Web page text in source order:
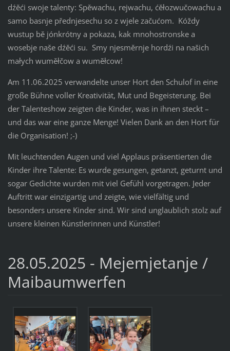
dźěći swoje talenty: Spěwachu, rejwachu, ćěłozwučowachu a
samo basnje přednjesechu so z wjele začućom. Kóždy
wustup bě jónkrótny a pokaza, kak mnohostronske a
wosebje naše dźěći su. Smy njesměrnje hordźi na našich
małych wuměłčow a wuměłcow!
Am 11.06.2025 verwandelte unser Hort den Schulof in eine
große Bühne voller Kreativität, Mut und Begeisterung. Bei
der Talenteshow zeigten die Kinder, was in ihnen steckt –
und das war eine ganze Menge! Vielen Dank an den Hort für
die Organisation! ;-)
Mit leuchtenden Augen und viel Applaus präsentierten die
Kinder ihre Talente: Es wurde gesungen, getanzt, geturnt und
sogar Gedichte wurden mit viel Gefühl vorgetragen. Jeder
Auftritt war einzigartig und zeigte, wie vielfältig und
besonders unsere Kinder sind. Wir sind unglaublich stolz auf
unsere kleinen Künstlerinnen und Künstler!
28.05.2025 - Mejemjetanje /
Maibaumwerfen